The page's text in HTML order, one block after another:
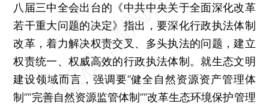
八届三中全会出台的《中共中央关于全面深化改革
若干重大问题的决定》指出，要深化行政执法体制
改革，着力解决权责交叉、多头执法的问题，建立
权责统一、权威高效的行政执法体制。就生态文明
建设领域而言，强调要“健全自然资源资产管理体
制”“完善自然资源监管体制”“改革生态环境保护管理